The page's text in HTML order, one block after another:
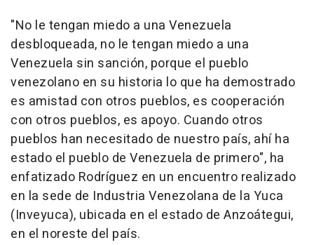
"No le tengan miedo a una Venezuela
desbloqueada, no le tengan miedo a una
Venezuela sin sanción, porque el pueblo
venezolano en su historia lo que ha demostrado
es amistad con otros pueblos, es cooperación
con otros pueblos, es apoyo. Cuando otros
pueblos han necesitado de nuestro país, ahí ha
estado el pueblo de Venezuela de primero", ha
enfatizado Rodríguez en un encuentro realizado
en la sede de Industria Venezolana de la Yuca
(Inveyuca), ubicada en el estado de Anzoátegui,
en el noreste del país.